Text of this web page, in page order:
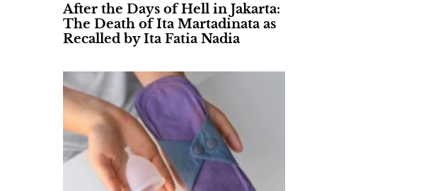
After the Days of Hell in Jakarta:
The Death of Ita Martadinata as
Recalled by Ita Fatia Nadia